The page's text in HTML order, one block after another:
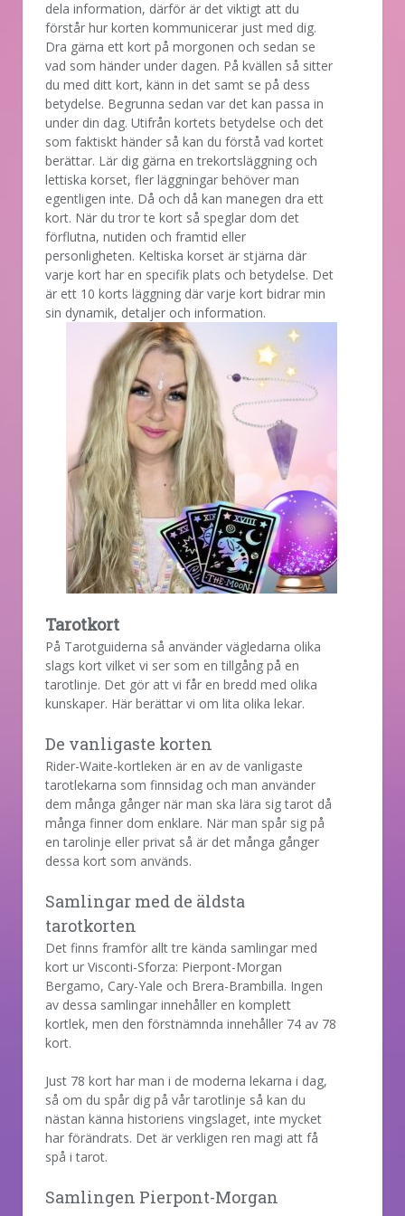
dela information, därför är det viktigt att du
förstår hur korten kommunicerar just med dig.
Dra gärna ett kort på morgonen och sedan se
vad som händer under dagen. På kvällen så sitter
du med ditt kort, känn in det samt se på dess
betydelse. Begrunna sedan var det kan passa in
under din dag. Utifrån kortets betydelse och det
som faktiskt händer så kan du förstå vad kortet
berättar. Lär dig gärna en trekortsläggning och
lettiska korset, fler läggningar behöver man
egentligen inte. Då och då kan manegen dra ett
kort. När du tror te kort så speglar dom det
förflutna, nutiden och framtid eller
personligheten. Keltiska korset är stjärna där
varje kort har en specifik plats och betydelse. Det
är ett 10 korts läggning där varje kort bidrar min
sin dynamik, detaljer och information.
Tarotkort
På Tarotguiderna så använder vägledarna olika
slags kort vilket vi ser som en tillgång på en
tarotlinje. Det gör att vi får en bredd med olika
kunskaper. Här berättar vi om lita olika lekar.
De vanligaste korten
Rider-Waite-kortleken är en av de vanligaste
tarotlekarna som finnsidag och man använder
dem många gånger när man ska lära sig tarot då
många finner dom enklare. När man spår sig på
en tarolinje eller privat så är det många gånger
dessa kort som används.
Samlingar med de äldsta
tarotkorten
Det finns framför allt tre kända samlingar med
kort ur Visconti-Sforza: Pierpont-Morgan
Bergamo, Cary-Yale och Brera-Brambilla. Ingen
av dessa samlingar innehåller en komplett
kortlek, men den förstnämnda innehåller 74 av 78
kort.
Just 78 kort har man i de moderna lekarna i dag,
så om du spår dig på vår tarotlinje så kan du
nästan känna historiens vingslaget, inte mycket
har förändrats. Det är verkligen ren magi att få
spå i tarot.
Samlingen Pierpont-Morgan